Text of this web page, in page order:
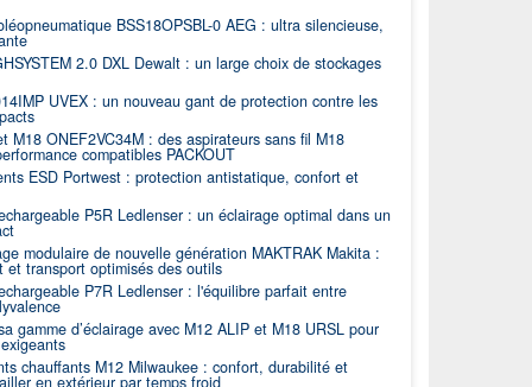
Dewalt : un large choix de stockages
2.0 DXL de Dewalt, qui vous aideront à choisir le
adapté à vos besoins et à...
BSS18OPSBL-0 AEG : ultra silencieuse,
2.0 DXL Dewalt : un large choix de stockages
UVEX : un nouveau gant de protection contre les
M18 ONEF2VC34M : des aspirateurs sans fil M18
compatibles PACKOUT
ESD Portwest : protection antistatique, confort et
P5R Ledlenser : un éclairage optimal dans un
modulaire de nouvelle génération MAKTRAK Makita :
et transport optimisés des outils
P7R Ledlenser : l'équilibre parfait entre
gamme d’éclairage avec M12 ALIP et M18 URSL pour
chauffants M12 Milwaukee : confort, durabilité et
en extérieur par temps froid